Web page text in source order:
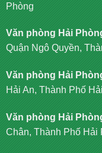
Phòng
Văn phòng Hải
Quận Ngô Quyền,
Văn phòng Hải
Hải An, Thành Phố
Văn phòng Hải
Chân, Thành Phố Hải